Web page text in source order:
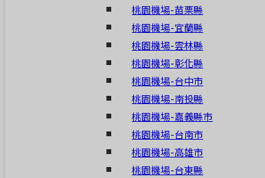
桃園機場-苗栗縣
桃園機場-宜蘭縣
桃園機場-雲林縣
桃園機場-彰化縣
桃園機場-台中市
桃園機場-南投縣
桃園機場-嘉義縣市
桃園機場-台南市
桃園機場-高雄市
桃園機場-台東縣